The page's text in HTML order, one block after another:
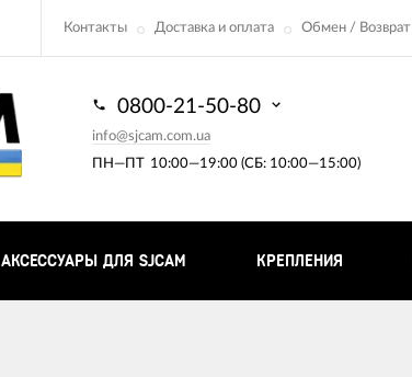
Контакты Доставка и оплата Обмен / Возврат
ПН—ПТ 10:00—19:00 (СБ: 10:00—15:00)
0800-21-50-80
info@sjcam.com.ua
АКСЕССУАРЫ ДЛЯ SJCAM КРЕПЛЕНИЯ